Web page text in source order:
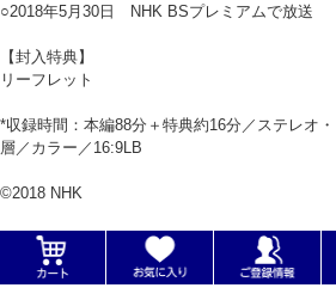
○2018年5月30日 NHK BSプレミアムで放送
【封入特典】
リーフレット
*収録時間：本編88分＋特典約16分／ステレオ
層／カラー／16:9LB
©2018 NHK